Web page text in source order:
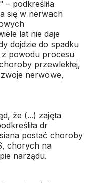
– podkreśliła
się w nerwach
lat nie daje
dojdzie do spadku
powodu procesu
przewlekłej,
nerwowe,
że (...) zajęta
dr
postać choroby
chorych na
narządu.